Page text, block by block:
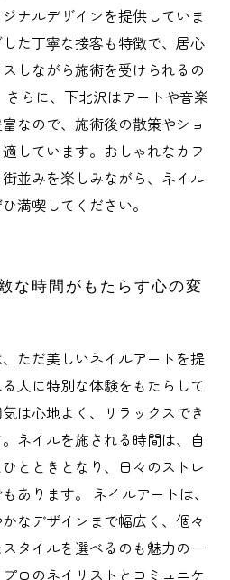
ナルデザインを提供していま
た丁寧な接客も特徴で、居心
しながら施術を受けられるの
さらに、下北沢はアートや音楽
なので、施術後の散策やショ
しています。おしゃれなカフ
並みを楽しみながら、ネイル
満喫してください。
な時間がもたらす心の変
ただ美しいネイルアートを提
人に特別な体験をもたらして
は心地よく、リラックスでき
ネイルを施される時間は、自
とときとなり、日々のストレ
あります。 ネイルアートは、
なデザインまで幅広く、個々
タイルを選べるのも魅力の一
ロのネイリストとコミュニケ